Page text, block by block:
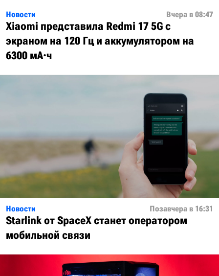
Новости Вчера в 08:47
Xiaomi представила Redmi 17 5G с
экраном на 120 Гц и аккумулятором на
6300 мА·ч
Новости Позавчера в 16:31
Starlink от SpaceX станет оператором
мобильной связи